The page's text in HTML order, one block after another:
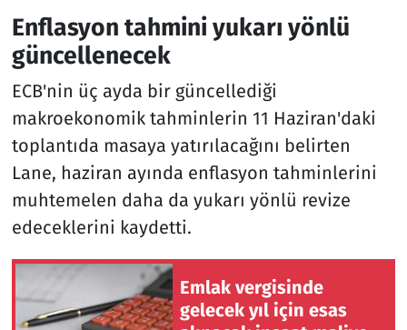
Enflasyon tahmini yukarı yönlü
güncellenecek
ECB'nin üç ayda bir güncellediği
makroekonomik tahminlerin 11 Haziran'daki
toplantıda masaya yatırılacağını belirten
Lane, haziran ayında enflasyon tahminlerini
muhtemelen daha da yukarı yönlü revize
edeceklerini kaydetti.
Emlak vergisinde
gelecek yıl için esas